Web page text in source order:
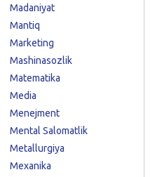
Madaniyat
Mantiq
Marketing
Mashinasozlik
Matematika
Media
Menejment
Mental Salomatlik
Metallurgiya
Mexanika